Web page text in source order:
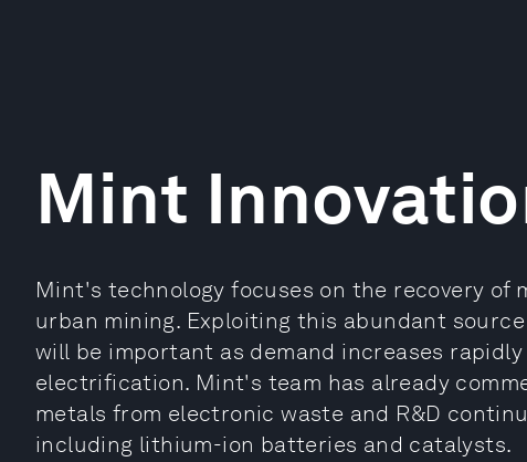
Mint
Mint's technology focuses on the recovery of
urban mining. Exploiting this abundant
will be important as demand increases
electrification. Mint's team has already
metals from electronic waste and R&D
including lithium-ion batteries and catalysts.